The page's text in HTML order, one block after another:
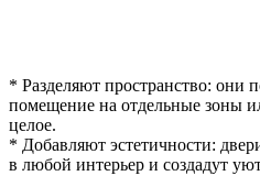
* Разделяют пространство: они
помещение на отдельные зоны
целое.
* Добавляют эстетичности:
в любой интерьер и создадут